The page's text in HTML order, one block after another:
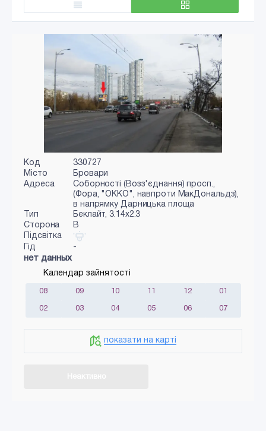
Код
330727
Місто
Бровари
Адреса
Соборності (Возз'єднання) просп.,
(Фора, "ОККО", навпроти МакДональдз),
в напрямку Дарницька площа
Тип
Беклайт, 3.14x2.3
Сторона
B
Підсвітка
Гід
-
нет данных
Календар зайнятості
08 09 10 11 12 01
02 03 04 05 06 07
показати на карті